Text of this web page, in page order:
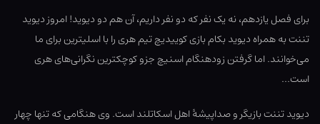
برای فصل یازدهم، نه یک نفر که دو نفر داریم، آن هم دو دیوید! امروز دیوید
تننت به همراه دیوید بکام بازی کوییدیچ تیم هری را با اسلیترین برای ما
می‌خوانند. اما گرفتن زودهنگام اسنیچ جزو کوچکترین نگرانی‌های هری
است…
دیوید تننت بازیگر و صداپیشهٔ اهل اسکاتلند است. وی هنگامی که تنها چهار